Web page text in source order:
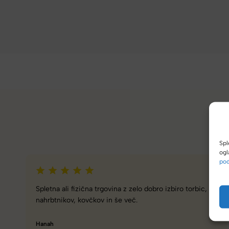
Naročanje pri vas je enostavno, zaupanja vredno.
Torbico že nosim, je takšna kot sem pričakovala; lahka,